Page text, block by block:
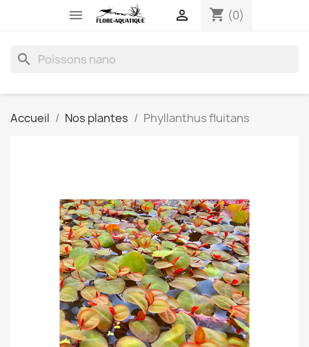
 shopping_cart (0)

search
Accueil Nos plantes Phyllanthus fluitans